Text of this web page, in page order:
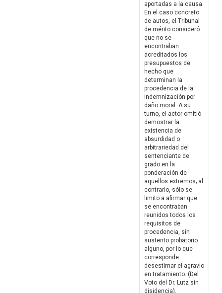
aportadas a la causa.
En el caso concreto
de autos, el Tribunal
de mérito consideró
que no se
encontraban
acreditados los
presupuestos de
hecho que
determinan la
procedencia de la
indemnización por
daño moral. A su
turno, el actor omitió
demostrar la
existencia de
absurdidad o
arbitrariedad del
sentenciante de
grado en la
ponderación de
aquellos extremos; al
contrario, sólo se
limito a afirmar que
se encontraban
reunidos todos los
requisitos de
procedencia, sin
sustento probatorio
alguno, por lo que
corresponde
desestimar el agravio
en tratamiento. (Del
Voto del Dr. Lutz sin
disidencia).